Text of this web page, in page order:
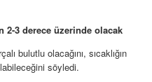
2-3 derece üzerinde olacak
bulutlu olacağını, sıcaklığın
söyledi.